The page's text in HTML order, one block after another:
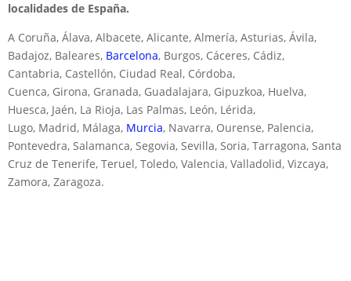
localidades de España.
A Coruña, Álava, Albacete, Alicante, Almería, Asturias, Ávila,
Badajoz, Baleares, Barcelona, Burgos, Cáceres, Cádiz,
Cantabria, Castellón, Ciudad Real, Córdoba,
Cuenca, Girona, Granada, Guadalajara, Gipuzkoa, Huelva,
Huesca, Jaén, La Rioja, Las Palmas, León, Lérida,
Lugo, Madrid, Málaga, Murcia, Navarra, Ourense, Palencia,
Pontevedra, Salamanca, Segovia, Sevilla, Soria, Tarragona, Santa
Cruz de Tenerife, Teruel, Toledo, Valencia, Valladolid, Vizcaya,
Zamora, Zaragoza.